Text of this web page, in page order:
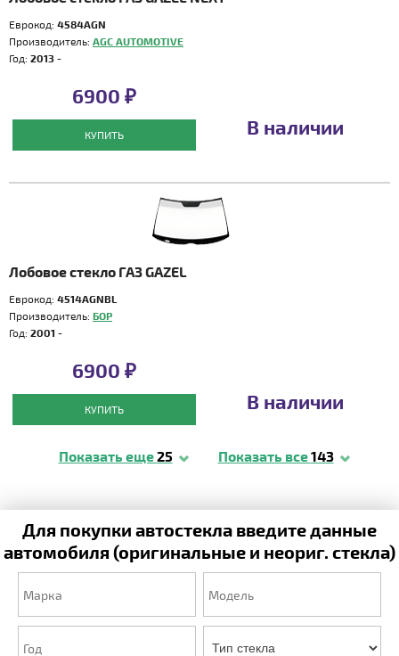
Еврокод: 4584AGN
Производитель: AGC AUTOMOTIVE
Год: 2013 -
6900 ₽
КУПИТЬ В наличии
Лобовое стекло ГАЗ GAZEL
Еврокод: 4514AGNBL
Производитель: БОР
Год: 2001 -
6900 ₽
КУПИТЬ В наличии
Показать еще25 Показать все143
Для покупки автостекла введите данные
автомобиля (оригинальные и неориг. стекла)